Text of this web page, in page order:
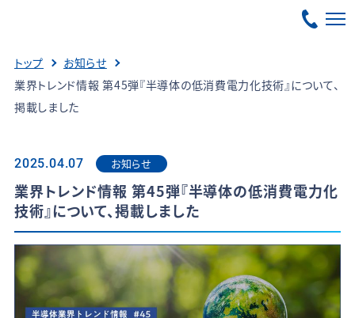
トップ
お知らせ
業界トレンド情報 第45弾『半導体の低消費電力化技術』について、
掲載しました
2025.04.07 お知らせ
業界トレンド情報 第45弾『半導体の低消費電力化
技術』について、掲載しました